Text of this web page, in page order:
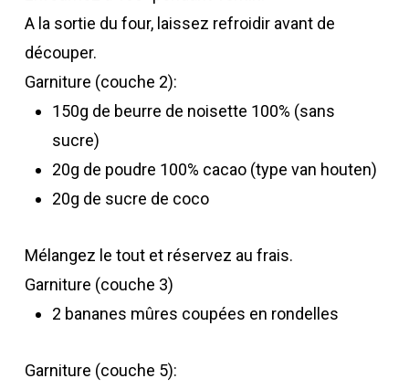
A la sortie du four, laissez refroidir avant de
découper.
Garniture (couche 2):
150g de beurre de noisette 100% (sans
sucre)
20g de poudre 100% cacao (type van houten)
20g de sucre de coco
Mélangez le tout et réservez au frais.
Garniture (couche 3)
2 bananes mûres coupées en rondelles
Garniture (couche 5):